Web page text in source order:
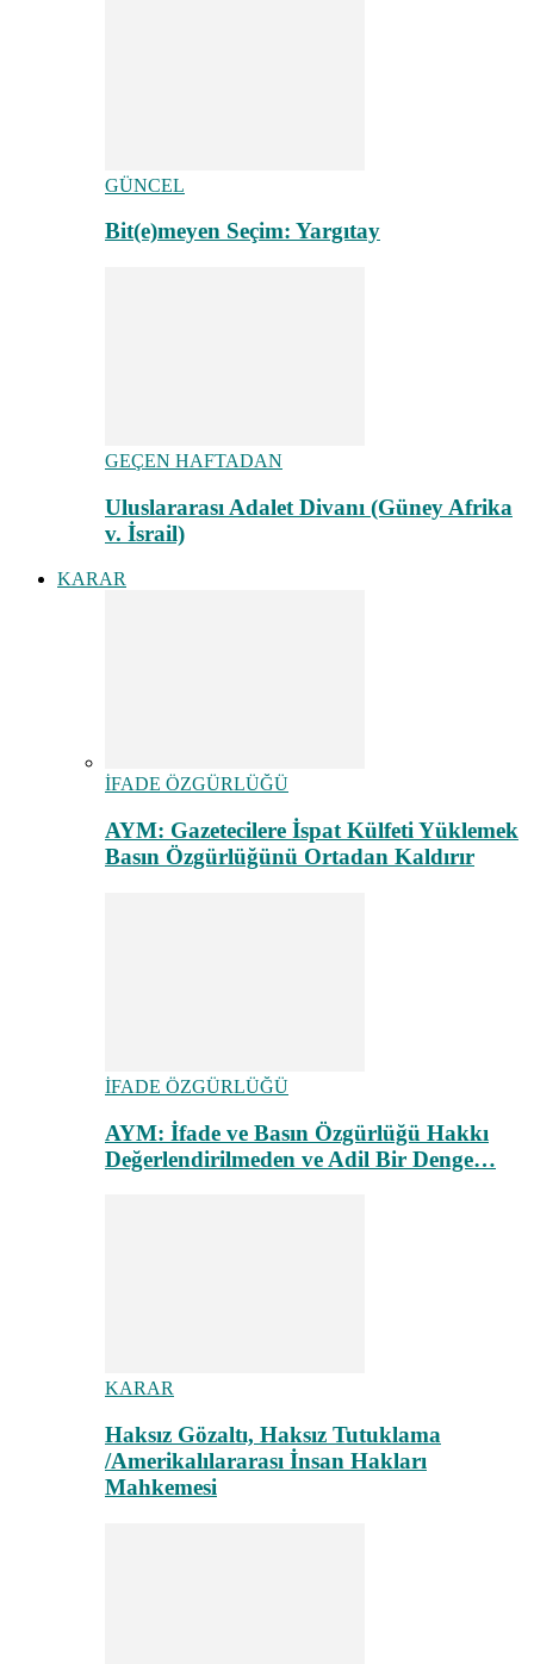
GÜNCEL
Bit(e)meyen Seçim: Yargıtay
GEÇEN HAFTADAN
Uluslararası Adalet Divanı (Güney Afrika
v. İsrail)
KARAR
İFADE ÖZGÜRLÜĞÜ
AYM: Gazetecilere İspat Külfeti Yüklemek
Basın Özgürlüğünü Ortadan Kaldırır
İFADE ÖZGÜRLÜĞÜ
AYM: İfade ve Basın Özgürlüğü Hakkı
Değerlendirilmeden ve Adil Bir Denge…
KARAR
Haksız Gözaltı, Haksız Tutuklama
/Amerikalılararası İnsan Hakları
Mahkemesi